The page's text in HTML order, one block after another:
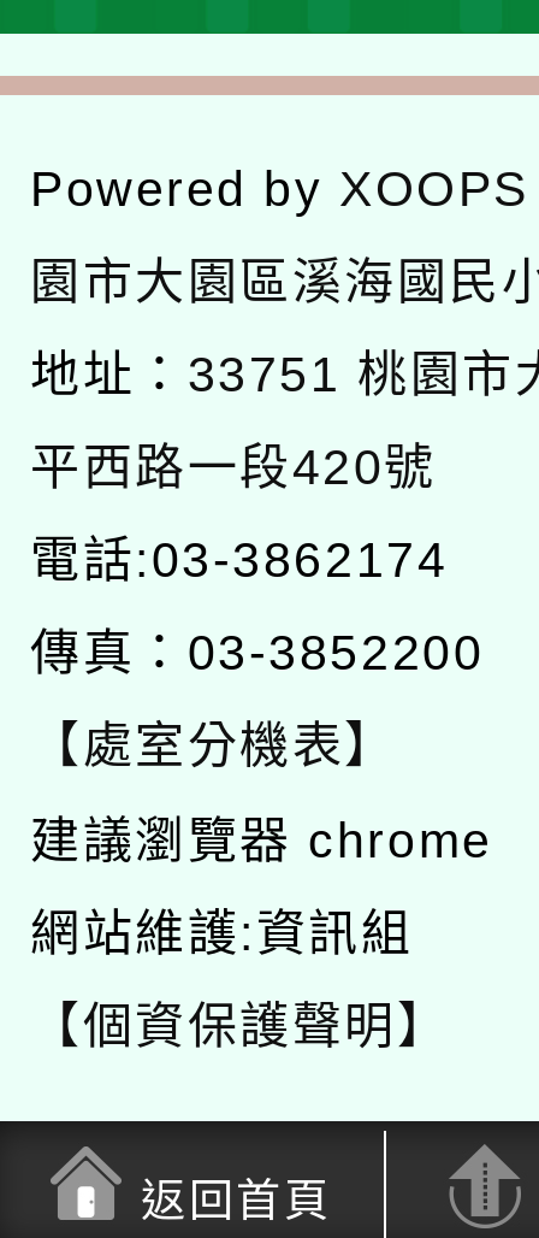
Powered by XOOPS
園市大園區溪海國民
地址： 33751 桃園市
平西路一段420號
電話:03-3862174
傳真：03-3852200
【處室分機表】
建議瀏覽器 chrome
網站維護:資訊組
【個資保護聲明】
返回首頁